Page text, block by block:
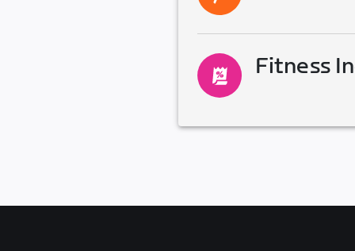
Fitness